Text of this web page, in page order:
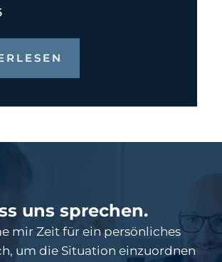
uns sprechen.
mir Zeit für ein persönliches
um die Situation einzuordnen